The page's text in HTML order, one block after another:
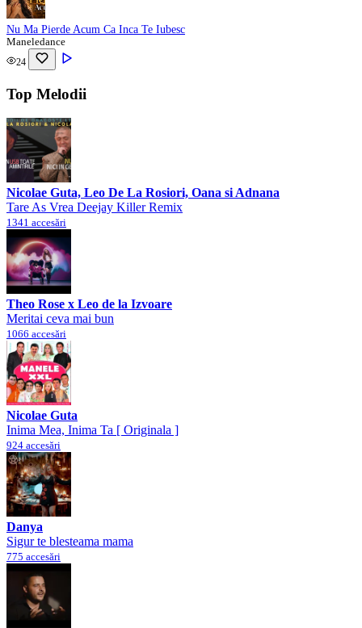
Nu Ma Pierde Acum Ca Inca Te Iubesc
Maneledance
24
Top Melodii
Nicolae Guta, Leo De La Rosiori, Oana si Adnana
Tare As Vrea Deejay Killer Remix
1341 accesări
Theo Rose x Leo de la Izvoare
Meritai ceva mai bun
1066 accesări
Nicolae Guta
Inima Mea, Inima Ta [ Originala ]
924 accesări
Danya
Sigur te blesteama mama
775 accesări